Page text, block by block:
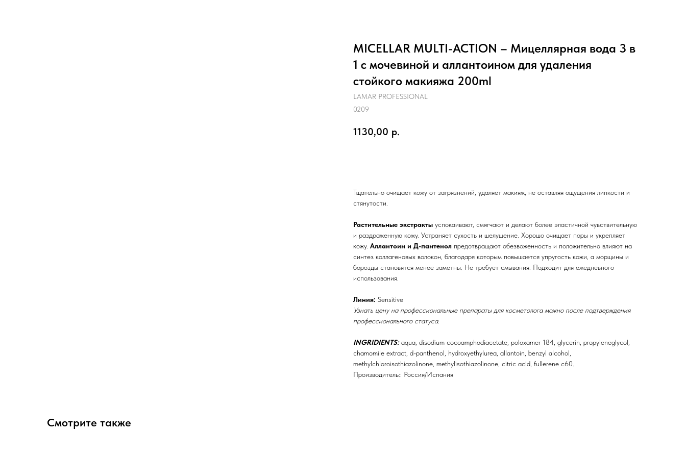
MICELLAR MULTI-ACTION – Мицеллярная вода 3 в
1 с мочевиной и аллантоином для удаления
стойкого макияжа 200ml
LAMAR PROFESSIONAL
0209
1130,00 р.
Тщательно очищает кожу от загрязнений, удаляет макияж, не оставляя ощущения липкости и
стянутости.
Растительные экстракты успокаивают, смягчают и делают более эластичной чувствительную
и раздраженную кожу. Устраняет сухость и шелушение. Хорошо очищает поры и укрепляет
кожу. Аллантоин и Д-пантенол предотвращают обезвоженность и положительно влияют на
синтез коллагеновых волокон, благодаря которым повышается упругость кожи, а морщины и
борозды становятся менее заметны. Не требует смывания. Подходит для ежедневного
использования.
Линия: Sensitive
Узнать цену на профессиональные препараты для косметолога можно после подтверждения
профессионального статуса.
INGRIDIENTS:aqua, disodium сocoamphodiacetate, poloxamer 184, glycerin, propyleneglycol,
сhamomile extract, d-panthenol, hydroxyethylurea, allantoin, benzyl alcohol,
methylchloroisothiazolinone, methylisothiazolinone, citric acid, fullerene c60.
Производитель:: Россия/Испания
Смотрите также